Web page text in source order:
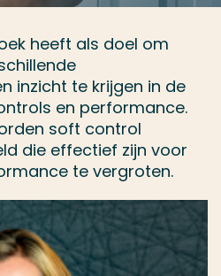
heeft als doel om
inzicht te krijgen in de
en performance.
soft control
die effectief zijn voor
te vergroten.